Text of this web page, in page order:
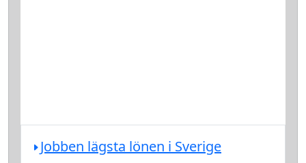
Jobben lägsta lönen i Sverige